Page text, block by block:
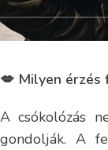
💋 Milyen
A csókolózás
gondolják. A